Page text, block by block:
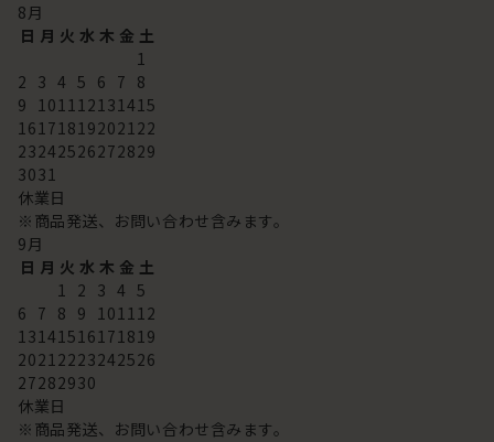
8月
日 月 火 水 木 金 土
1
2 3 4 5 6 7 8
9 101112131415
16171819202122
23242526272829
3031
休業日
※商品発送、お問い合わせ含みます。
9月
日 月 火 水 木 金 土
1 2 3 4 5
6 7 8 9 101112
13141516171819
20212223242526
27282930
休業日
※商品発送、お問い合わせ含みます。